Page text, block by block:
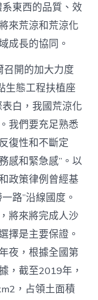
東西的品質、效
來荒涼和荒涼化
成長的協同。
開的加大力度
生態工程扶植座
白，我國荒涼化
我們要充足熟悉
復性和不斷定
感和緊急感”。以
政策律例曾經基
路”沿線國度。
將來將完成人沙
擇是主要保證。
夜，根據全國第
，截至2019年，
，占領土面積